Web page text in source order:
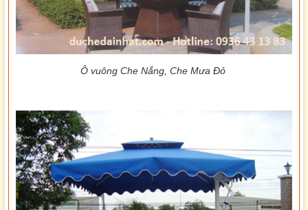
Ô vuông Che Nắng, Che Mưa Đỏ